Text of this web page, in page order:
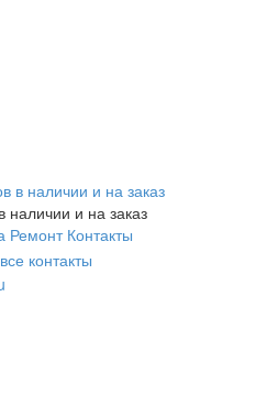
наличии и на заказ
Ремонт Контакты
все контакты